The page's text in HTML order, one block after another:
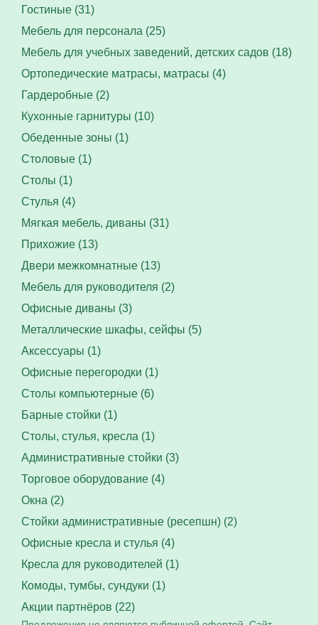
Гостиные (31)
Мебель для персонала (25)
Мебель для учебных заведений, детских садов (18)
Ортопедические матрасы, матрасы (4)
Гардеробные (2)
Кухонные гарнитуры (10)
Обеденные зоны (1)
Столовые (1)
Столы (1)
Стулья (4)
Мягкая мебель, диваны (31)
Прихожие (13)
Двери межкомнатные (13)
Мебель для руководителя (2)
Офисные диваны (3)
Металлические шкафы, сейфы (5)
Аксессуары (1)
Офисные перегородки (1)
Столы компьютерные (6)
Барные стойки (1)
Столы, стулья, кресла (1)
Административные стойки (3)
Торговое оборудование (4)
Окна (2)
Стойки административные (ресепшн) (2)
Офисные кресла и стулья (4)
Кресла для руководителей (1)
Комоды, тумбы, сундуки (1)
Акции партнёров (22)